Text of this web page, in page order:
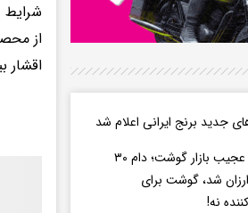
از
اقشار
جدید برنج ایرانی اعلام شد
تناقض عجیب بازار گوشت؛ دام ۳۰
شد، گوشت برای
نه!